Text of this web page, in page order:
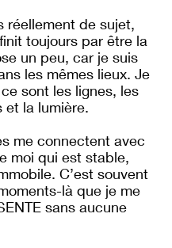
réellement de sujet,
toujours par être la
un peu, car je suis
les mêmes lieux. Je
sont les lignes, les
et la lumière.
me connectent avec
moi qui est stable,
C’est souvent
là que je me
sans aucune